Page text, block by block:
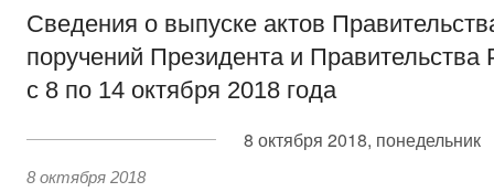
Сведения о выпуске актов
поручений Президента и Правительства
с 8 по 14 октября 2018 года
8 октября 2018, понедельник
8 октября 2018